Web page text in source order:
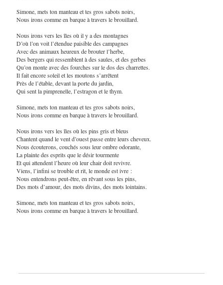
Simone, mets ton manteau et tes gros sabots noirs,
Nous irons comme en barque à travers le brouillard.
Nous irons vers les îles où il y a des montagnes
D’où l’on voit l’étendue paisible des campagnes
Avec des animaux heureux de brouter l’herbe,
Des bergers qui ressemblent à des saules, et des gerbes
Qu’on monte avec des fourches sur le dos des charrettes.
Il fait encore soleil et les moutons s’arrêtent
Près de l’étable, devant la porte du jardin,
Qui sent la pimprenelle, l’estragon et le thym.
Simone, mets ton manteau et tes gros sabots noirs,
Nous irons comme en barque à travers le brouillard.
Nous irons vers les îles où les pins gris et bleus
Chantent quand le vent d’ouest passe entre leurs cheveux.
Nous écouterons, couchés sous leur ombre odorante,
La plainte des esprits que le désir tourmente
Et qui attendent l’heure où leur chair doit revivre.
Viens, l’infini se trouble et rit, le monde est ivre :
Nous entendrons peut-être, en rêvant sous les pins,
Des mots d’amour, des mots divins, des mots lointains.
Simone, mets ton manteau et tes gros sabots noirs,
Nous irons comme en barque à travers le brouillard.